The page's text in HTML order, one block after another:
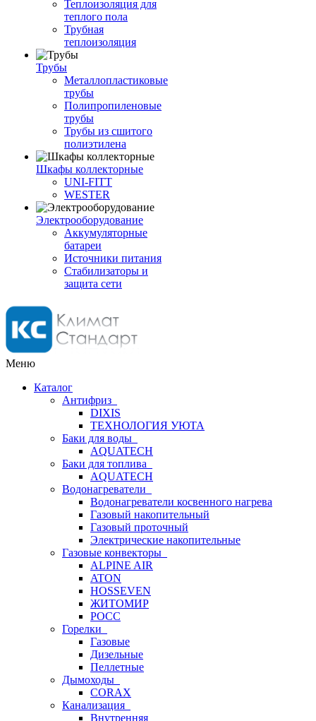
Теплоизоляция для
теплого пола
Трубная
теплоизоляция
Трубы
Металлопластиковые
трубы
Полипропиленовые
трубы
Трубы из сшитого
полиэтилена
Шкафы коллекторные
UNI-FITT
WESTER
Электрооборудование
Аккумуляторные
батареи
Источники питания
Стабилизаторы и
защита сети
Меню
Каталог
Антифриз
DIXIS
ТЕХНОЛОГИЯ УЮТА
Баки для воды
AQUATECH
Баки для топлива
AQUATECH
Водонагреватели
Водонагреватели косвенного нагрева
Газовый накопительный
Газовый проточный
Электрические накопительные
Газовые конвекторы
ALPINE AIR
ATON
HOSSEVEN
ЖИТОМИР
РОСС
Горелки
Газовые
Дизельные
Пеллетные
Дымоходы
CORAX
Канализация
Внутренняя